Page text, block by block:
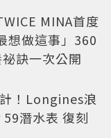
MINA首度
想做這事」360
訣一次公開
！Longines浪
潛水表 復刻